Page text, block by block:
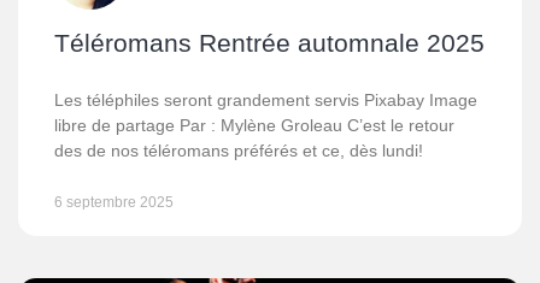
Téléromans Rentrée automnale 2025
Les téléphiles seront grandement servis Pixabay Image
libre de partage Par : Mylène Groleau C’est le retour
des de nos téléromans préférés et ce, dès lundi!
6 septembre 2025